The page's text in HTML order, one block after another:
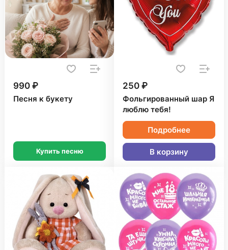
990 ₽
Песня к букету
Купить песню
250 ₽
Фольгированный шар Я
люблю тебя!
Подробнее
В корзину